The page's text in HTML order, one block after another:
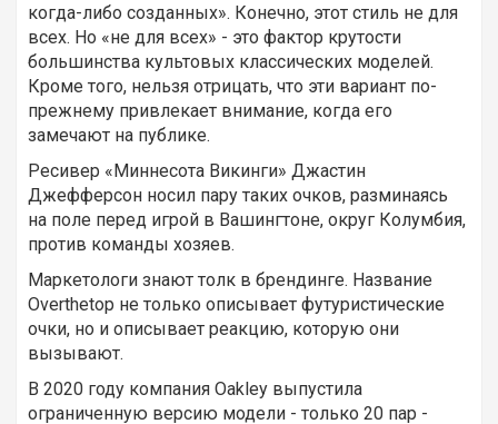
когда-либо созданных». Конечно, этот стиль не для
всех. Но «не для всех» - это фактор крутости
большинства культовых классических моделей.
Кроме того, нельзя отрицать, что эти вариант по-
прежнему привлекает внимание, когда его
замечают на публике.
Ресивер «Миннесота Викинги» Джастин
Джефферсон носил пару таких очков, разминаясь
на поле перед игрой в Вашингтоне, округ Колумбия,
против команды хозяев.
Маркетологи знают толк в брендинге. Название
Overthetop не только описывает футуристические
очки, но и описывает реакцию, которую они
вызывают.
В 2020 году компания Oakley выпустила
ограниченную версию модели - только 20 пар -